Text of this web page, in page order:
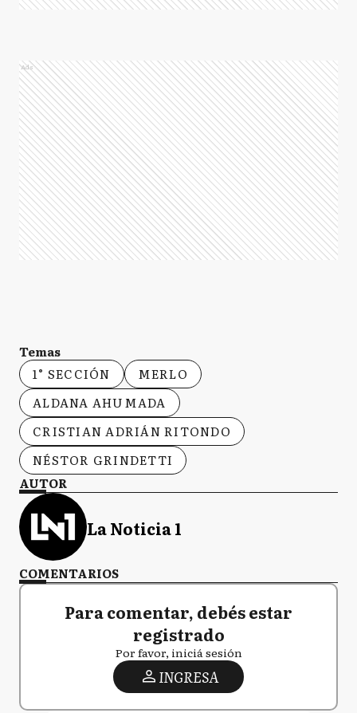
Ads
Temas
1° SECCIÓN
MERLO
ALDANA AHUMADA
CRISTIAN ADRIÁN RITONDO
NÉSTOR GRINDETTI
AUTOR
La Noticia 1
COMENTARIOS
Para comentar, debés estar
registrado
Por favor, iniciá sesión
INGRESA